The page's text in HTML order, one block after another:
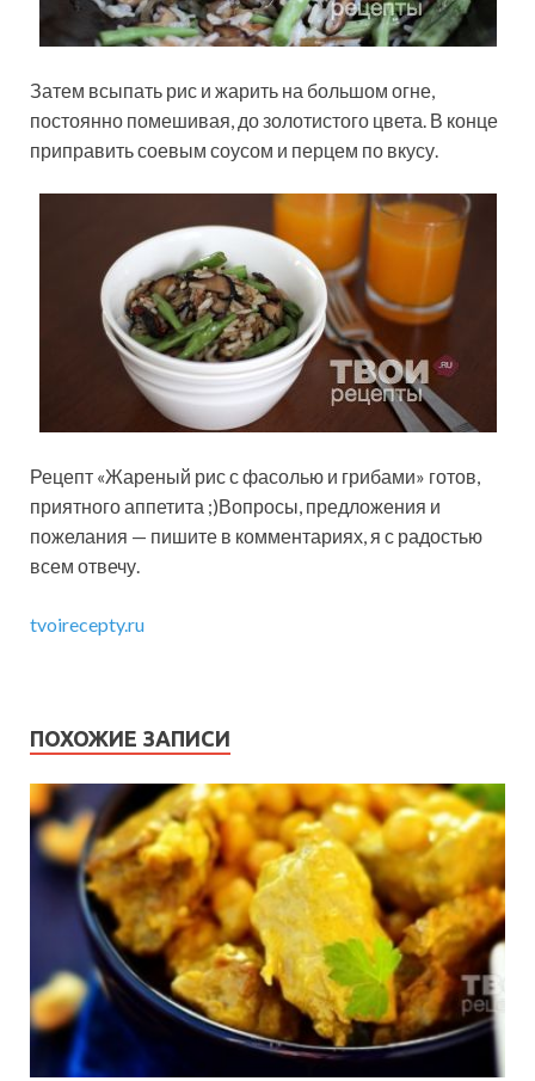
Затем всыпать рис и жарить на большом огне,
постоянно помешивая, до золотистого цвета. В конце
приправить соевым соусом и перцем по вкусу.
Рецепт «Жареный рис с фасолью и грибами» готов,
приятного аппетита ;)Вопросы, предложения и
пожелания — пишите в комментариях, я с радостью
всем отвечу.
tvoirecepty.ru
ПОХОЖИЕ ЗАПИСИ